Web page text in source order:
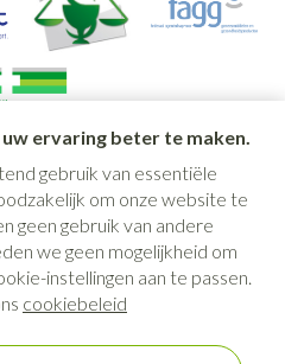
ervaring beter te maken.
gebruik van essentiële
om onze website te
geen gebruik van andere
we geen mogelijkheid om
instellingen aan te passen.
cookiebeleid